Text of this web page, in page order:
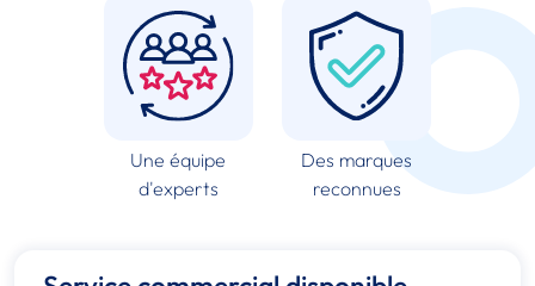
Une équipe
d'experts
Des marques
reconnues